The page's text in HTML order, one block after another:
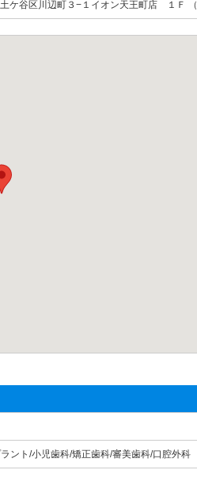
ケ谷区川辺町３−１イオン天王町店 １Ｆ （
ント/小児歯科/矯正歯科/審美歯科/口腔外科